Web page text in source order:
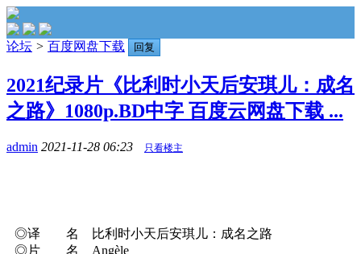
论坛 > 百度网盘下载 回复
2021纪录片《比利时小天后安琪儿：成名
之路》1080p.BD中字 百度云网盘下载 ...
admin 2021-11-28 06:23 只看楼主
◎译 名 比利时小天后安琪儿：成名之路
◎片 名 Angèle